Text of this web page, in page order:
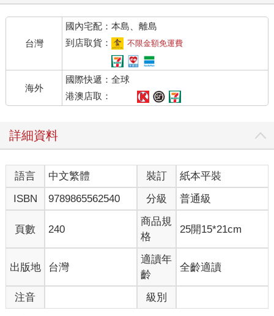
台灣
國內宅配：本島、離島
到店取貨：
不限金額免運費
海外
國際快遞：全球
港澳店取：
詳細資料
語言 中文繁體 裝訂
紙本平裝
ISBN
9789865562540 分級 普通級
頁數 240
商品規
格
25開15*21cm
出版地 台灣
適讀年
齡
全齡適讀
注音 級別